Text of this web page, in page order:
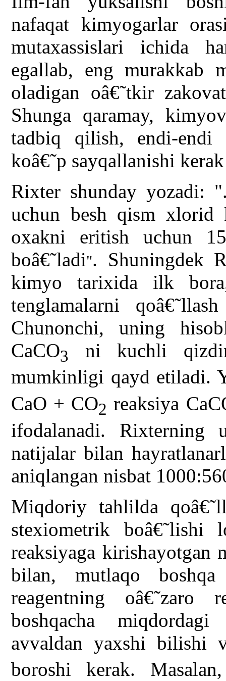
nafaqat kimyogarlar
mutaxassislari ichida
egallab, eng murakkab
oladigan oâ€˜tkir
Shunga qaramay,
tadbiq qilish, endi-endi
koâ€˜p sayqallanishi
Rixter shunday yozadi:
uchun besh qism xlorid
oxakni eritish uchun
boâ€˜ladi". Shuningdek
kimyo tarixida ilk
tenglamalarni
Chunonchi, uning
CaCO3
ni kuchli
mumkinligi qayd etiladi.
CaO + CO2 reaksiya
ifodalanadi. Rixterning
natijalar bilan
aniqlangan nisbat
Miqdoriy tahlilda
stexiometrik boâ€˜lishi
reaksiyaga kirishayotgan
bilan, mutlaqo
reagentning oâ€˜zaro
boshqacha
avvaldan yaxshi bilishi
boroshi kerak.